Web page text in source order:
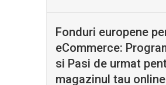
Fonduri europene
eCommerce:
si Pasi de urmat
magazinul tau online